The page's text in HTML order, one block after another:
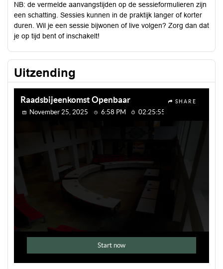
NB: de vermelde aanvangstijden op de sessieformulieren zijn
een schatting. Sessies kunnen in de praktijk langer of korter
duren. Wil je een sessie bijwonen of live volgen? Zorg dan dat
je op tijd bent of inschakelt!
Uitzending